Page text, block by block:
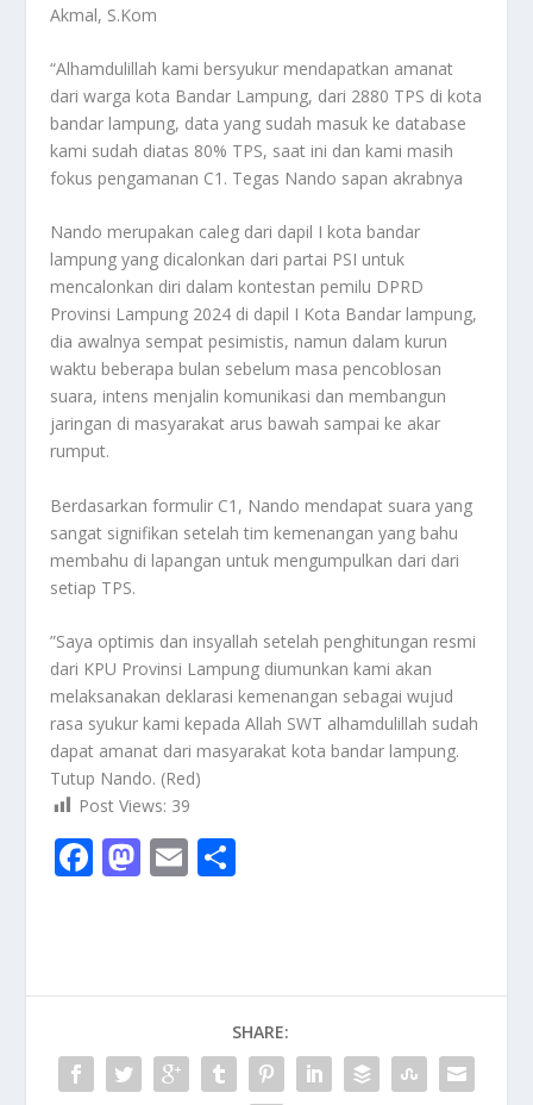
Akmal, S.Kom
“Alhamdulillah kami bersyukur mendapatkan amanat
dari warga kota Bandar Lampung, dari 2880 TPS di kota
bandar lampung, data yang sudah masuk ke database
kami sudah diatas 80% TPS, saat ini dan kami masih
fokus pengamanan C1. Tegas Nando sapan akrabnya
Nando merupakan caleg dari dapil I kota bandar
lampung yang dicalonkan dari partai PSI untuk
mencalonkan diri dalam kontestan pemilu DPRD
Provinsi Lampung 2024 di dapil I Kota Bandar lampung,
dia awalnya sempat pesimistis, namun dalam kurun
waktu beberapa bulan sebelum masa pencoblosan
suara, intens menjalin komunikasi dan membangun
jaringan di masyarakat arus bawah sampai ke akar
rumput.
Berdasarkan formulir C1, Nando mendapat suara yang
sangat signifikan setelah tim kemenangan yang bahu
membahu di lapangan untuk mengumpulkan dari dari
setiap TPS.
”Saya optimis dan insyallah setelah penghitungan resmi
dari KPU Provinsi Lampung diumunkan kami akan
melaksanakan deklarasi kemenangan sebagai wujud
rasa syukur kami kepada Allah SWT alhamdulillah sudah
dapat amanat dari masyarakat kota bandar lampung.
Tutup Nando. (Red)
Post Views: 39
F
o
o
k
M
o
n
E
SHARE: